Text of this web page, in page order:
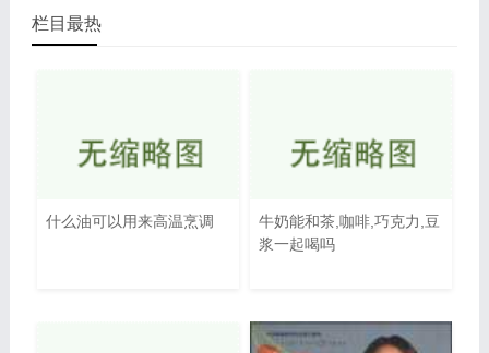
栏目最热
什么油可以用来高温烹调
牛奶能和茶,咖啡,巧克力,豆
浆一起喝吗